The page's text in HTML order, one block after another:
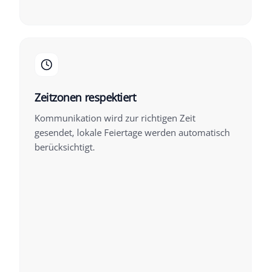
Zeitzonen respektiert
Kommunikation wird zur richtigen Zeit
gesendet, lokale Feiertage werden automatisch
berücksichtigt.